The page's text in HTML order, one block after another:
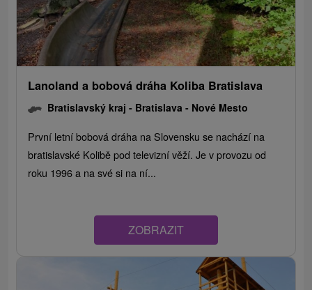
Lanoland a bobová dráha Koliba Bratislava
Bratislavský kraj - Bratislava - Nové Mesto
První letní bobová dráha na Slovensku se nachází na
bratislavské Kolibě pod televizní věží. Je v provozu od
roku 1996 a na své si na ní...
ZOBRAZIT